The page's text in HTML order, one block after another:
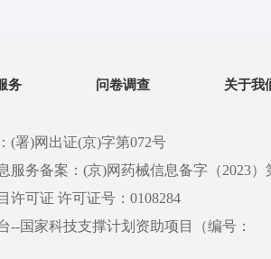
务 问卷调查 关于我
(署)网出证(京)字第072号
服务备案：(京)网药械信息备字（2023）
许可证 许可证号：0108284
--国家科技支撑计划资助项目（编号：